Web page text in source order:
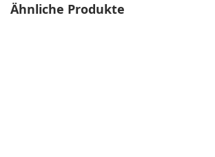
Ähnliche Produkte